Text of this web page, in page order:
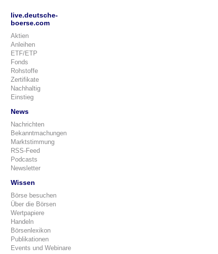
live.deutsche-
boerse.com
Aktien
Anleihen
ETF/ETP
Fonds
Rohstoffe
Zertifikate
Nachhaltig
Einstieg
News
Nachrichten
Bekanntmachungen
Marktstimmung
RSS-Feed
Podcasts
Newsletter
Wissen
Börse besuchen
Über die Börsen
Wertpapiere
Handeln
Börsenlexikon
Publikationen
Events und Webinare